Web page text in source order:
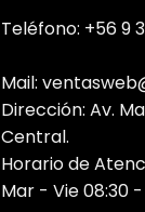
Teléfono: +56 9
Mail:
Dirección: Av.
Central.
Horario de
Mar - Vie 08:30 -